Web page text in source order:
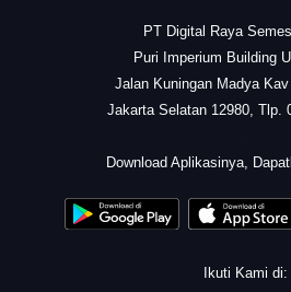
PT Digital Raya
Puri Imperium Building
Jalan Kuningan Madya
Jakarta Selatan 12980, Tlp.
Download Aplikasinya,
Ikuti Kami di: